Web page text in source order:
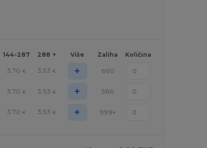
144-287 288 + Više Zaliha Količina
3.70 € 3.53 € + 660
3.70 € 3.53 € + 586
3.70 € 3.53 € + 999+